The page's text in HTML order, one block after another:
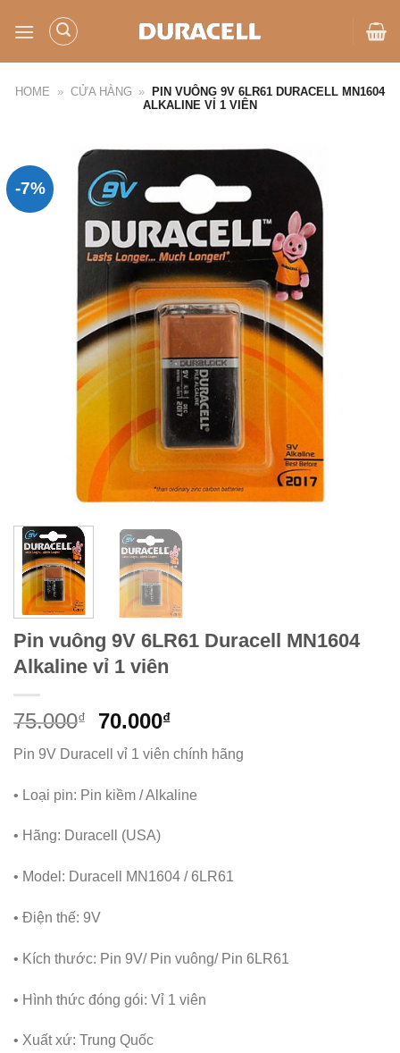
qua
HOME » CỬA HÀNG »
PIN VUÔNG 9V 6LR61 DURACELL MN1604
ALKALINE VỈ 1 VIÊN
-7%
Pin vuông 9V 6LR61 Duracell MN1604
Alkaline vỉ 1 viên
75.000₫
Giá
gốc
là:
75.000₫.
70.000₫Giá
hiện
tại
là:
70.000₫.
Pin 9V Duracell vỉ 1 viên chính hãng
• Loại pin: Pin kiềm / Alkaline
• Hãng: Duracell (USA)
• Model: Duracell MN1604 / 6LR61
• Điện thế: 9V
• Kích thước: Pin 9V/ Pin vuông/ Pin 6LR61
• Hình thức đóng gói: Vỉ 1 viên
• Xuất xứ: Trung Quốc